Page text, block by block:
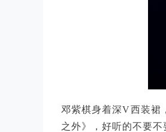
邓紫棋身着深V西装裙
之外》，好听的不要不